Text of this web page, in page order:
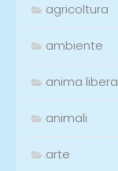
agricoltura
ambiente
anima libera
animali
arte